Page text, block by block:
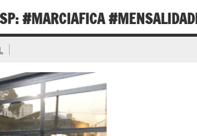
#MARCIAFICA